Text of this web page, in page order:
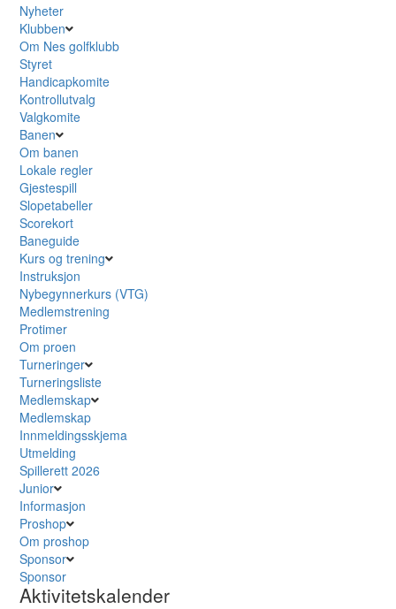
Nyheter
Klubben
Om Nes golfklubb
Styret
Handicapkomite
Kontrollutvalg
Valgkomite
Banen
Om banen
Lokale regler
Gjestespill
Slopetabeller
Scorekort
Baneguide
Kurs og trening
Instruksjon
Nybegynnerkurs (VTG)
Medlemstrening
Protimer
Om proen
Turneringer
Turneringsliste
Medlemskap
Medlemskap
Innmeldingsskjema
Utmelding
Spillerett 2026
Junior
Informasjon
Proshop
Om proshop
Sponsor
Sponsor
Aktivitetskalender